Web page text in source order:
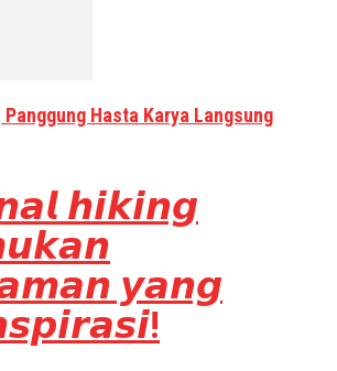
Hasta Karya Langsung
𝙝𝙞𝙠𝙞𝙣𝙜
𝙮𝙖𝙣𝙜